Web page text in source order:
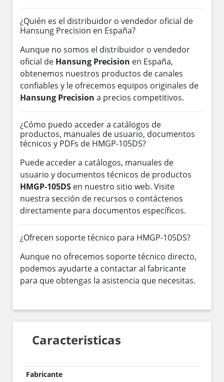
¿Quién es el distribuidor o vendedor oficial de
Hansung Precision en España?
Aunque no somos el distribuidor o vendedor
oficial de Hansung Precision en España,
obtenemos nuestros productos de canales
confiables y le ofrecemos equipos originales de
Hansung Precision a precios competitivos.
¿Cómo puedo acceder a catálogos de
productos, manuales de usuario, documentos
técnicos y PDFs de HMGP-105DS?
Puede acceder a catálogos, manuales de
usuario y documentos técnicos de productos
HMGP-105DS en nuestro sitio web. Visite
nuestra sección de recursos o contáctenos
directamente para documentos específicos.
¿Ofrecen soporte técnico para HMGP-105DS?
Aunque no ofrecemos soporte técnico directo,
podemos ayudarte a contactar al fabricante
para que obtengas la asistencia que necesitas.
Caracteristicas
Fabricante